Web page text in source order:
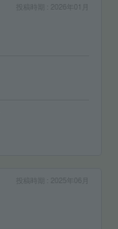
2026年01月
2025年06月